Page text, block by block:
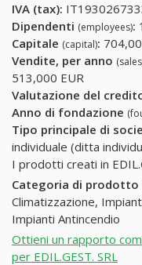
IVA (tax):
Dipendenti (employees):
Capitale (capital):
Vendite, per anno
513,000 EUR
Valutazione del
Anno di fondazione
Tipo principale di
individuale (ditta
I prodotti creati in
Categoria di prodotto
Climatizzazione,
Impianti Antincendio
Ottieni un rapporto
per EDIL.GEST. SRL